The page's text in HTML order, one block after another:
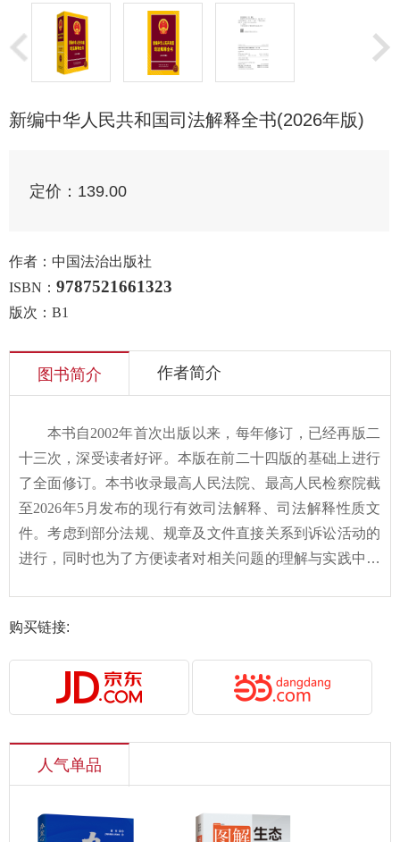
新编中华人民共和国司法解释全书(2026年版)
定价： 139.00
作者：中国法治出版社
ISBN： 9787521661323
版次：B1
图书简介 作者简介
本书自2002年首次出版以来，每年修订，已经再版二
十三次，深受读者好评。本版在前二十四版的基础上进行
了全面修订。本书收录最高人民法院、最高人民检察院截
至2026年5 月发布的现行有效司法解释、司法解释性质文
件。考虑到部分法规、规章及文件直接关系到诉讼活动的
进行，同时也为了方便读者对相关问题的理解与实践中的
购买链接:
人气单品